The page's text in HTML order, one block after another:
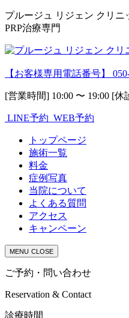
プルージュ リジェン クリニ
PRP治療専門
【お客様専用電話番号】
[営業時間] 10:00 〜 19:00 [休
LINE予約 WEB予約
トップページ
施術一覧
料金
症例写真
当院について
よくある質問
アクセス
キャンペーン
MENU CLOSE
ご予約・問い合わせ
Reservation & Contact
診療時間